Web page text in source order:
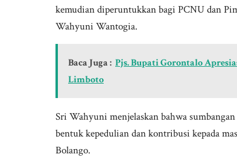
kemudian diperuntukkan bagi PCNU dan
Wahyuni Wantogia.
Baca Juga : Pjs. Bupati Gorontalo
Limboto
Sri Wahyuni menjelaskan bahwa
bentuk kepedulian dan kontribusi kepada
Bolango.